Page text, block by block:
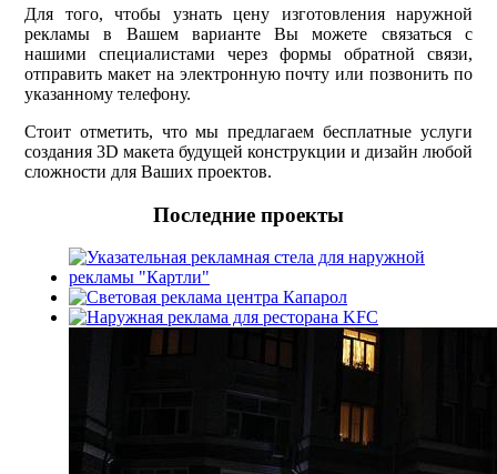
Для того, чтобы узнать цену изготовления наружной
рекламы в Вашем варианте Вы можете связаться с
нашими специалистами через формы обратной связи,
отправить макет на электронную почту или позвонить по
указанному телефону.
Стоит отметить, что мы предлагаем бесплатные услуги
создания 3D макета будущей конструкции и дизайн любой
сложности для Ваших проектов.
Последние проекты